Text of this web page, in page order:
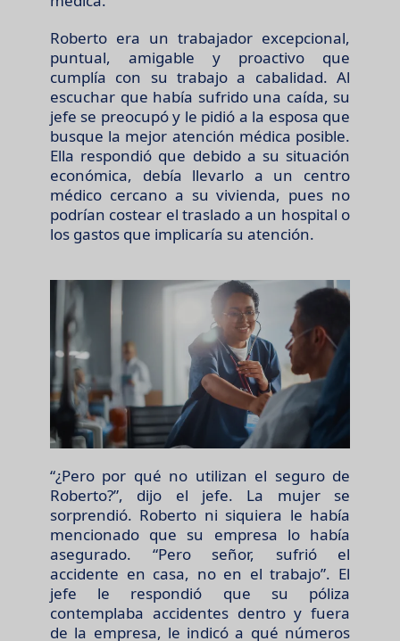
Roberto era un trabajador excepcional,
puntual, amigable y proactivo que
cumplía con su trabajo a cabalidad. Al
escuchar que había sufrido una caída, su
jefe se preocupó y le pidió a la esposa que
busque la mejor atención médica posible.
Ella respondió que debido a su situación
económica, debía llevarlo a un centro
médico cercano a su vivienda, pues no
podrían costear el traslado a un hospital o
los gastos que implicaría su atención.
“¿Pero por qué no utilizan el seguro de
Roberto?”, dijo el jefe. La mujer se
sorprendió. Roberto ni siquiera le había
mencionado que su empresa lo había
asegurado. “Pero señor, sufrió el
accidente en casa, no en el trabajo”. El
jefe le respondió que su póliza
contemplaba accidentes dentro y fuera
de la empresa, le indicó a qué números